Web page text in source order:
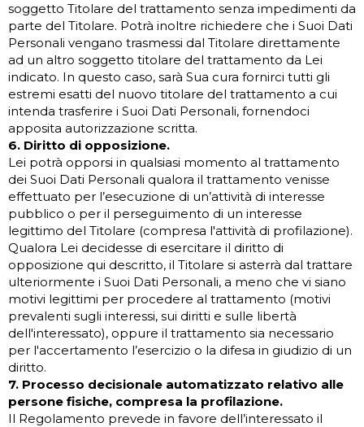
soggetto Titolare del trattamento senza impedimenti da
parte del Titolare. Potrà inoltre richiedere che i Suoi Dati
Personali vengano trasmessi dal Titolare direttamente
ad un altro soggetto titolare del trattamento da Lei
indicato. In questo caso, sarà Sua cura fornirci tutti gli
estremi esatti del nuovo titolare del trattamento a cui
intenda trasferire i Suoi Dati Personali, fornendoci
apposita autorizzazione scritta.
6. Diritto di opposizione.
Lei potrà opporsi in qualsiasi momento al trattamento
dei Suoi Dati Personali qualora il trattamento venisse
effettuato per l’esecuzione di un’attività di interesse
pubblico o per il perseguimento di un interesse
legittimo del Titolare (compresa l'attività di profilazione).
Qualora Lei decidesse di esercitare il diritto di
opposizione qui descritto, il Titolare si asterrà dal trattare
ulteriormente i Suoi Dati Personali, a meno che vi siano
motivi legittimi per procedere al trattamento (motivi
prevalenti sugli interessi, sui diritti e sulle libertà
dell'interessato), oppure il trattamento sia necessario
per l'accertamento l’esercizio o la difesa in giudizio di un
diritto.
7. Processo decisionale automatizzato relativo alle
persone fisiche, compresa la profilazione.
Il Regolamento prevede in favore dell’interessato il